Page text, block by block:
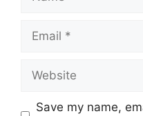
Save my name,